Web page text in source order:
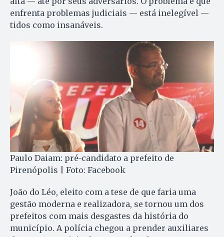
enfrenta problemas judiciais — está inelegível —
tidos como insanáveis.
Paulo Daiam: pré-candidato a prefeito de
Pirenópolis | Foto: Facebook
João do Léo, eleito com a tese de que faria uma
gestão moderna e realizadora, se tornou um dos
prefeitos com mais desgastes da história do
município. A polícia chegou a prender auxiliares